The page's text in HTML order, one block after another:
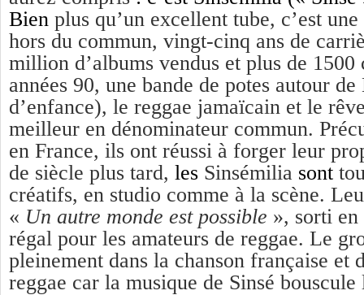
Bien plus qu’un excellent tube, c’est
hors du commun, vingt-cinq ans de
million d’albums vendus et plus de
années 90, une bande de potes autour
d’enfance), le reggae jamaïcain et le
meilleur en dénominateur commun.
en France, ils ont réussi à forger leur
de siècle plus tard, les Sinsémilia sont
créatifs, en studio comme à la scène.
« Un autre monde est possible », sorti
régal pour les amateurs de reggae. Le
pleinement dans la chanson française et
reggae car la musique de Sinsé bouscule